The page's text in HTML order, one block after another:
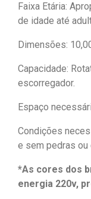
Faixa Etária:
de idade até
Dimensões:
Capacidade:
escorregador.
Espaço
Condições
e sem pedras ou
*As cores dos
energia 220v,